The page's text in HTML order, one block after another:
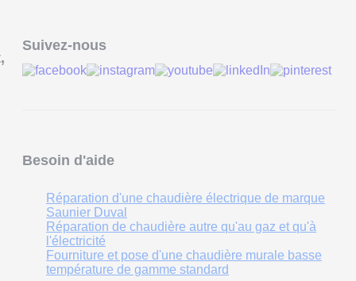
Suivez-nous
Besoin d'aide
Réparation d'une chaudière électrique de marque
Saunier Duval
Réparation de chaudière autre qu'au gaz et qu'à
l'électricité
Fourniture et pose d'une chaudière murale basse
température de gamme standard